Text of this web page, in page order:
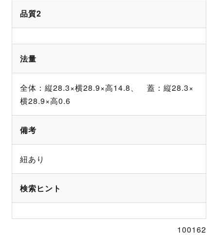
品質2
法量
全体：縦28.3×横28.9×高14.8、 蓋：縦28.3×
横28.9×高0.6
備考
紐あり
検索ヒント
100162